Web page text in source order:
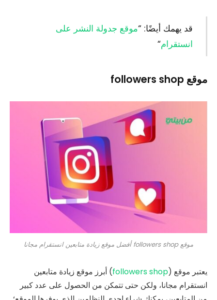
قد يهمك أيضًا: “موقع جدولة النشر على
انستقرام“
موقع followers shop
موقع followers shop أفضل موقع زيادة متابعين انستقرام مجانا
يعتبر موقع (followers shop) أبرز موقع زيادة متابعين
انستقرام مجانا، ولكن حتى تتمكن من الحصول على عدد كبير